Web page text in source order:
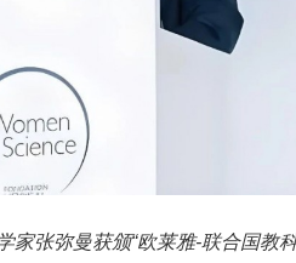
家张弥曼获颁“欧莱雅-联合国教